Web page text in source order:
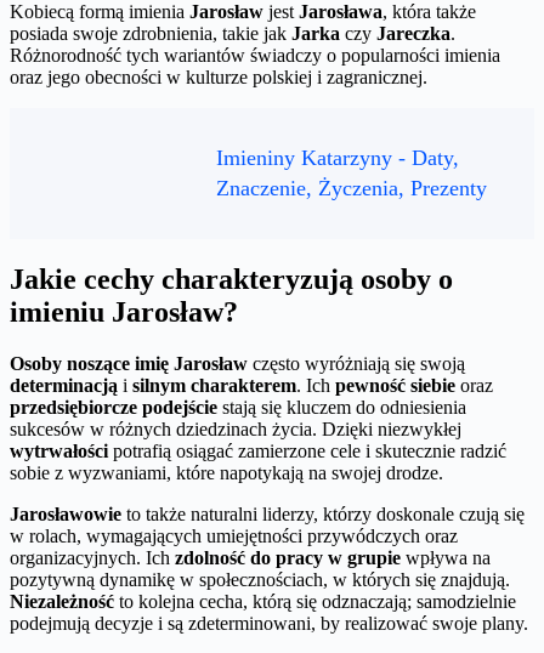
Kobiecą formą imienia Jarosław jest Jarosława, która także
posiada swoje zdrobnienia, takie jak Jarka czy Jareczka.
Różnorodność tych wariantów świadczy o popularności imienia
oraz jego obecności w kulturze polskiej i zagranicznej.
Imieniny Katarzyny - Daty,
Znaczenie, Życzenia, Prezenty
Jakie cechy charakteryzują osoby o
imieniu Jarosław?
Osoby noszące imię Jarosław często wyróżniają się swoją
determinacją i silnym charakterem. Ich pewność siebie oraz
przedsiębiorcze podejście stają się kluczem do odniesienia
sukcesów w różnych dziedzinach życia. Dzięki niezwykłej
wytrwałości potrafią osiągać zamierzone cele i skutecznie radzić
sobie z wyzwaniami, które napotykają na swojej drodze.
Jarosławowie to także naturalni liderzy, którzy doskonale czują się
w rolach, wymagających umiejętności przywódczych oraz
organizacyjnych. Ich zdolność do pracy w grupie wpływa na
pozytywną dynamikę w społecznościach, w których się znajdują.
Niezależność to kolejna cecha, którą się odznaczają; samodzielnie
podejmują decyzje i są zdeterminowani, by realizować swoje plany.